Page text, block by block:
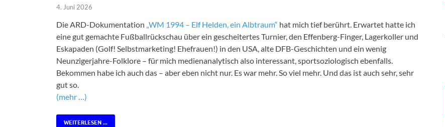
4. Juni 2026
Die ARD-Dokumentation „WM 1994 – Elf Helden, ein Albtraum“ hat mich tief berührt. Erwartet hatte ich
eine gut gemachte Fußballrückschau über ein gescheitertes Turnier, den Effenberg-Finger, Lagerkoller und
Eskapaden (Golf! Selbstmarketing! Ehefrauen!) in den USA, alte DFB-Geschichten und ein wenig
Neunzigerjahre-Folklore – für mich medienanalytisch also interessant, sportsoziologisch ebenfalls.
Bekommen habe ich auch das – aber eben nicht nur. Es war mehr. So viel mehr. Und das ist auch sehr, sehr
gut so.
(mehr …)
WEITERLESEN ...